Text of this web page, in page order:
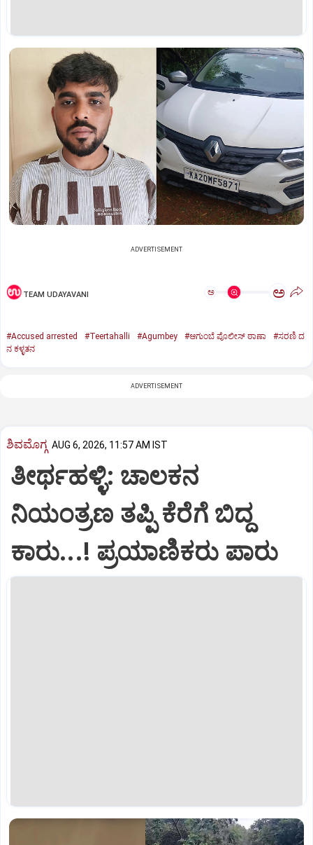
ADVERTISEMENT
TEAM UDAYAVANI ಅ ಅ
#Accused arrested #Teertahalli #Agumbey #ಆಗುಂಬೆ ಪೊಲೀಸ್ ಠಾಣಾ
#ಸರಣಿ ದ
ನ ಕಳ್ಳತನ
ADVERTISEMENT
ಶಿವಮೊಗ್ಗ AUG 6, 2026, 11:57 AM IST
ತೀರ್ಥಹಳ್ಳಿ: ಚಾಲಕನ
ನಿಯಂತ್ರಣ ತಪ್ಪಿ ಕೆರೆಗೆ ಬಿದ್ದ
ಕಾರು...! ಪ್ರಯಾಣಿಕರು ಪಾರು